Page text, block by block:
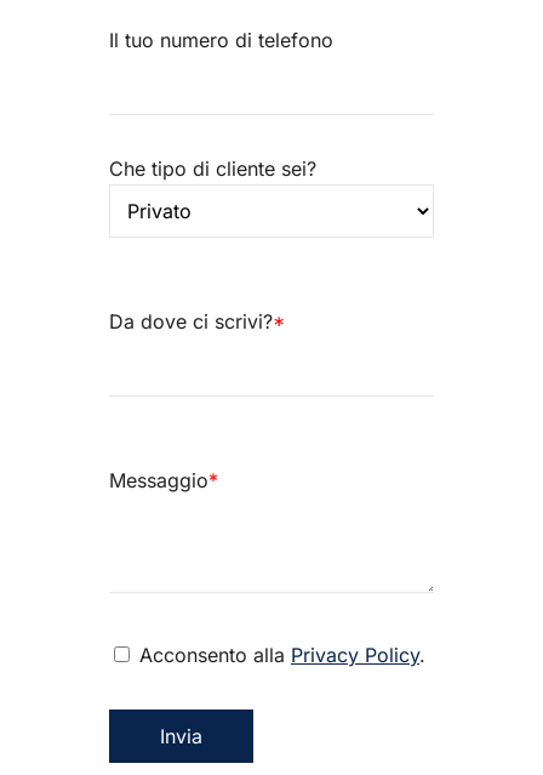
Il tuo numero di telefono
Che tipo di cliente sei?
Da dove ci scrivi?*
Messaggio*
Acconsento alla Privacy Policy.